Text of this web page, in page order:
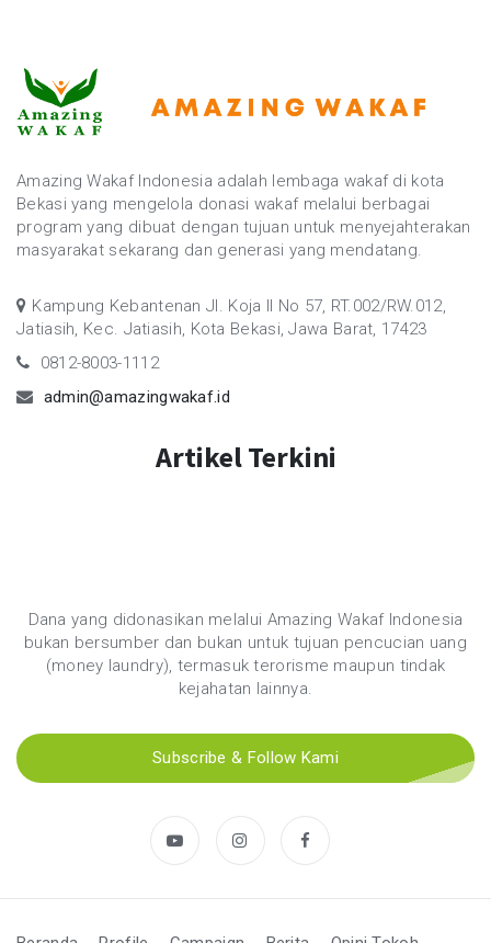
Amazing Wakaf Indonesia adalah lembaga wakaf di kota
Bekasi yang mengelola donasi wakaf melalui berbagai
program yang dibuat dengan tujuan untuk menyejahterakan
masyarakat sekarang dan generasi yang mendatang.
Kampung Kebantenan Jl. Koja II No 57, RT.002/RW.012,
Jatiasih, Kec. Jatiasih, Kota Bekasi, Jawa Barat, 17423
0812-8003-1112
admin@amazingwakaf.id
Artikel Terkini
Dana yang didonasikan melalui Amazing Wakaf Indonesia
bukan bersumber dan bukan untuk tujuan pencucian uang
(money laundry), termasuk terorisme maupun tindak
kejahatan lainnya.
Subscribe & Follow Kami